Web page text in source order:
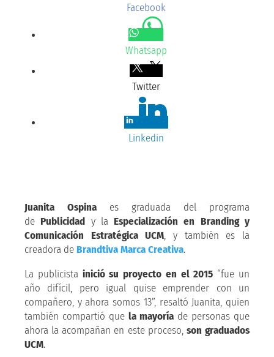
Facebook
Whatsapp
Twitter
Linkedin
Juanita Ospina es graduada del programa
de Publicidad y la Especialización en Branding y
Comunicación Estratégica UCM, y también es la
creadora de Brandtiva Marca Creativa.
La publicista inició su proyecto en el 2015 “fue un
año difícil, pero igual quise emprender con un
compañero, y ahora somos 13”, resaltó Juanita, quien
también compartió que la mayoría de personas que
ahora la acompañan en este proceso, son graduados
UCM.